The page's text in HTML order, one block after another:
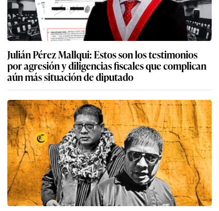
Julián Pérez Mallqui: Estos son los testimonios
por agresión y diligencias fiscales que complican
aún más situación de diputado